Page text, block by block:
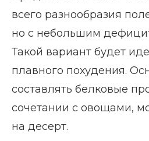
всего разнообразия
но с небольшим
Такой вариант будет
плавного похудения.
составлять белковые
сочетании с овощами,
на десерт.